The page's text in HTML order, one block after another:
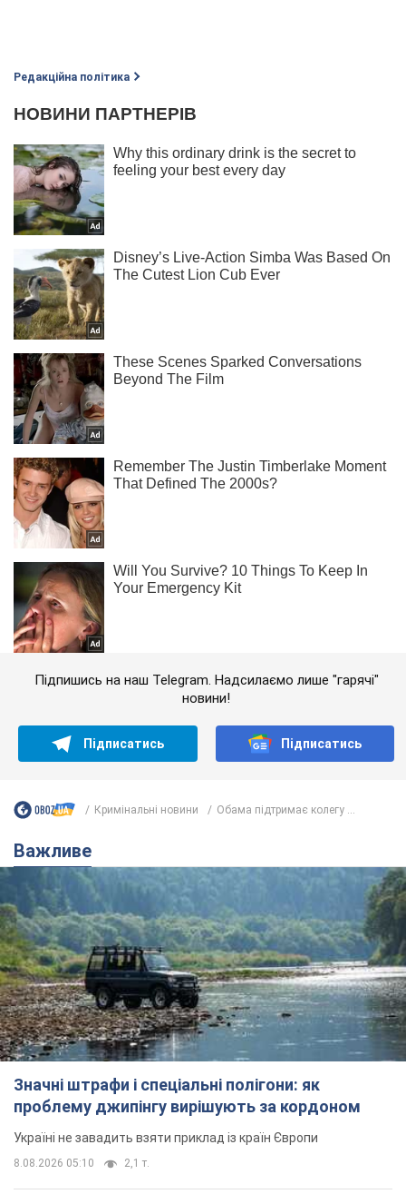
Редакційна політика
Підпишись на наш Telegram. Надсилаємо лише "гарячі"
новини!
Підписатись Підписатись
Кримінальні новини Обама підтримає колегу ...
Важливе
Значні штрафи і спеціальні полігони: як
проблему джипінгу вирішують за кордоном
Україні не завадить взяти приклад із країн Європи
8.08.2026 05:10 2,1 т.